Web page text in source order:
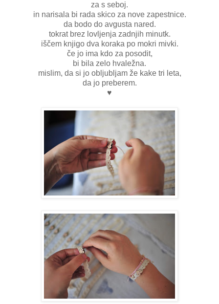
za s seboj.
in narisala bi rada skico za nove zapestnice.
da bodo do avgusta nared.
tokrat brez lovljenja zadnjih minutk.
iščem knjigo dva koraka po mokri mivki.
če jo ima kdo za posodit,
bi bila zelo hvaležna.
mislim, da si jo obljubljam že kake tri leta,
da jo preberem.
♥